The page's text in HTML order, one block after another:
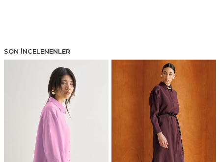
SON İNCELENENLER